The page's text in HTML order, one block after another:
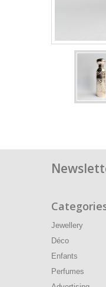
Jewellery
Déco
Enfants
Perfumes